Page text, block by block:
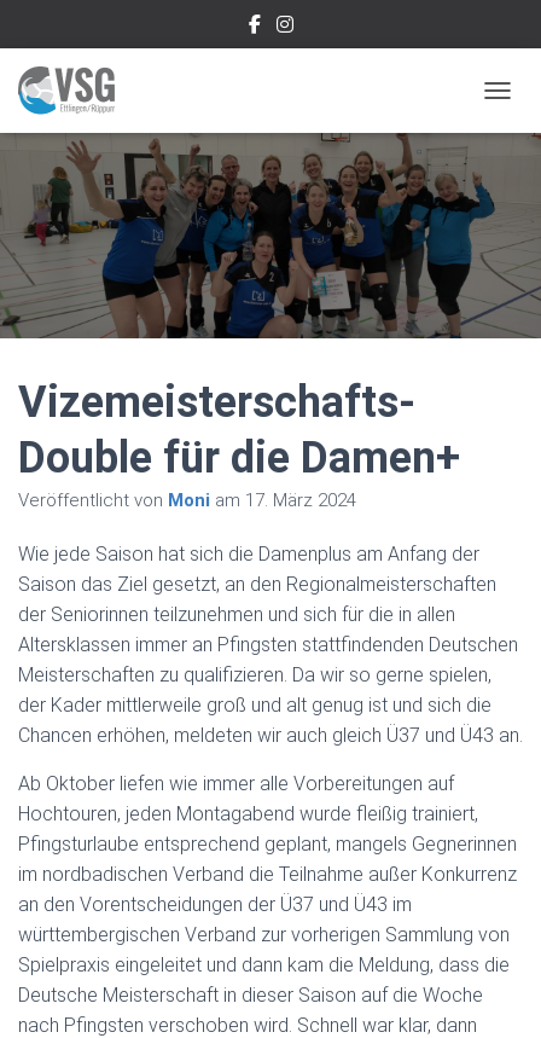
Vizemeisterschafts-
Double für die Damen+
Veröffentlicht von Moni am 17. März 2024
Wie jede Saison hat sich die Damenplus am Anfang der
Saison das Ziel gesetzt, an den Regionalmeisterschaften
der Seniorinnen teilzunehmen und sich für die in allen
Altersklassen immer an Pfingsten stattfindenden Deutschen
Meisterschaften zu qualifizieren. Da wir so gerne spielen,
der Kader mittlerweile groß und alt genug ist und sich die
Chancen erhöhen, meldeten wir auch gleich Ü37 und Ü43 an.
Ab Oktober liefen wie immer alle Vorbereitungen auf
Hochtouren, jeden Montagabend wurde fleißig trainiert,
Pfingsturlaube entsprechend geplant, mangels Gegnerinnen
im nordbadischen Verband die Teilnahme außer Konkurrenz
an den Vorentscheidungen der Ü37 und Ü43 im
württembergischen Verband zur vorherigen Sammlung von
Spielpraxis eingeleitet und dann kam die Meldung, dass die
Deutsche Meisterschaft in dieser Saison auf die Woche
nach Pfingsten verschoben wird. Schnell war klar, dann